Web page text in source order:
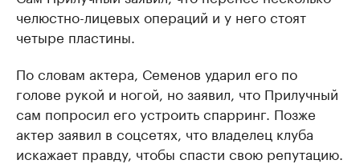
челюстно-лицевых операций и у него стоят
четыре пластины.
По словам актера, Семенов ударил его по
голове рукой и ногой, но заявил, что Прилучный
сам попросил его устроить спарринг. Позже
актер заявил в соцсетях, что владелец клуба
искажает правду, чтобы спасти свою репутацию.